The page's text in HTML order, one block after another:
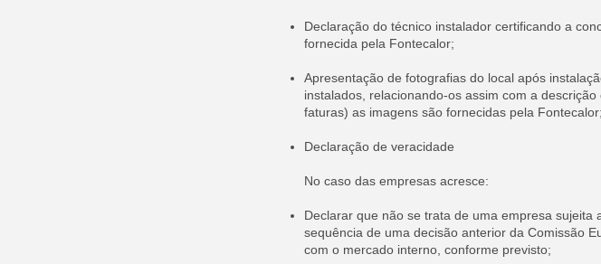
Declaração do técnico instalador certificando a
fornecida pela Fontecalor;
Apresentação de fotografias do local após
instalados, relacionando-os assim com a
faturas) as imagens são fornecidas pela Fontecalor;
Declaração de veracidade
No caso das empresas acresce:
Declarar que não se trata de uma empresa
sequência de uma decisão anterior da Comissão
com o mercado interno, conforme previsto;